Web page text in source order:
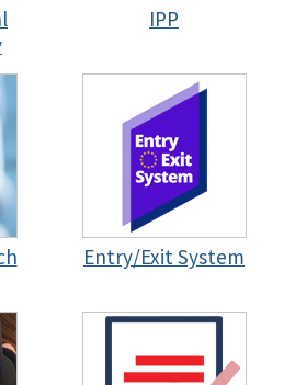
IPP
Entry/Exit System